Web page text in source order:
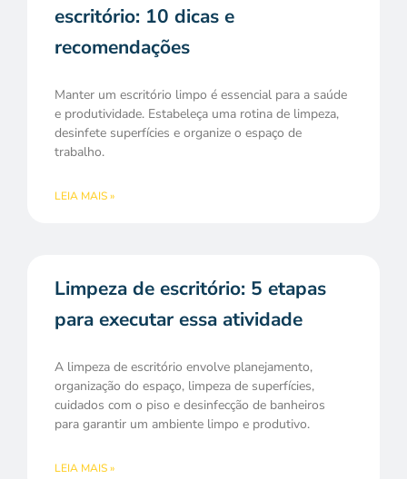
escritório: 10 dicas e
recomendações
Manter um escritório limpo é essencial para a saúde
e produtividade. Estabeleça uma rotina de limpeza,
desinfete superfícies e organize o espaço de
trabalho.
LEIA MAIS »
Limpeza de escritório: 5 etapas
para executar essa atividade
A limpeza de escritório envolve planejamento,
organização do espaço, limpeza de superfícies,
cuidados com o piso e desinfecção de banheiros
para garantir um ambiente limpo e produtivo.
LEIA MAIS »